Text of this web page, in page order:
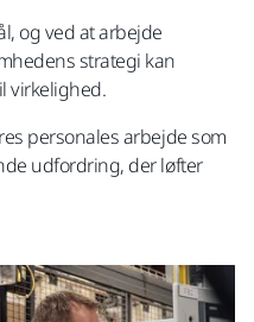
og ved at arbejde
strategi kan
virkelighed.
personales arbejde som
udfordring, der løfter